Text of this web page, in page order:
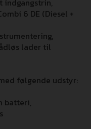
indgangstrin,
6 DE (Diesel +
lader til
følgende udstyr:
batteri,